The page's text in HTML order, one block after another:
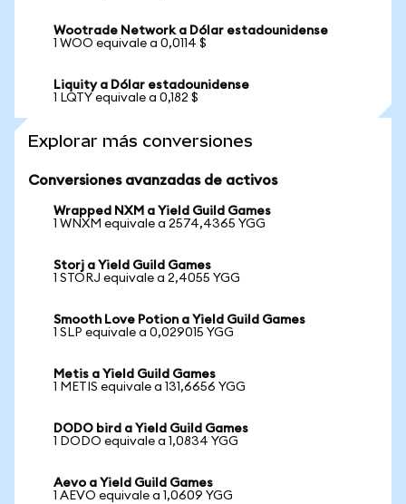
Wootrade Network a Dólar estadounidense
1 WOO equivale a 0,0114 $
Liquity a Dólar estadounidense
1 LQTY equivale a 0,182 $
Explorar más conversiones
Conversiones avanzadas de activos
Wrapped NXM a Yield Guild Games
1 WNXM equivale a 2574,4365 YGG
Storj a Yield Guild Games
1 STORJ equivale a 2,4055 YGG
Smooth Love Potion a Yield Guild Games
1 SLP equivale a 0,029015 YGG
Metis a Yield Guild Games
1 METIS equivale a 131,6656 YGG
DODO bird a Yield Guild Games
1 DODO equivale a 1,0834 YGG
Aevo a Yield Guild Games
1 AEVO equivale a 1,0609 YGG